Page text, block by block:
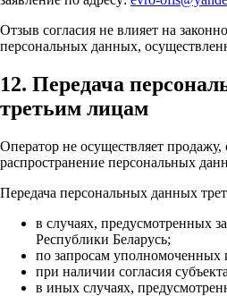
Отзыв согласия не влияет на
персональных данных,
12. Передача
третьим лицам
Оператор не осуществляет
распространение персональных
Передача персональных данных
в случаях, предусмотренных
Республики Беларусь;
по запросам уполномоченных
при наличии согласия
в иных случаях,